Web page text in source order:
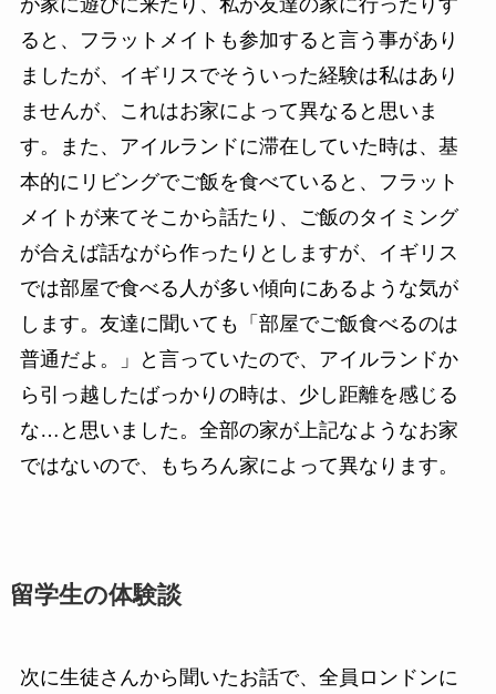
が家に遊びに来たり、私が友達の家に行ったりす
ると、フラットメイトも参加すると言う事があり
ましたが、イギリスでそういった経験は私はあり
ませんが、これはお家によって異なると思いま
す。また、アイルランドに滞在していた時は、基
本的にリビングでご飯を食べていると、フラット
メイトが来てそこから話たり、ご飯のタイミング
が合えば話ながら作ったりとしますが、イギリス
では部屋で食べる人が多い傾向にあるような気が
します。友達に聞いても「部屋でご飯食べるのは
普通だよ。」と言っていたので、アイルランドか
ら引っ越したばっかりの時は、少し距離を感じる
な…と思いました。全部の家が上記なようなお家
ではないので、もちろん家によって異なります。
留学生の体験談
次に生徒さんから聞いたお話で、全員ロンドンに